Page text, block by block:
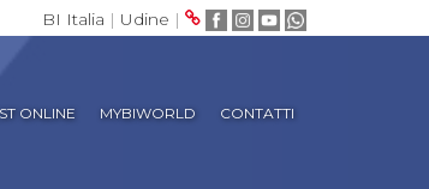
BI Italia | Udine |
ONLINE MYBIWORLD CONTATTI